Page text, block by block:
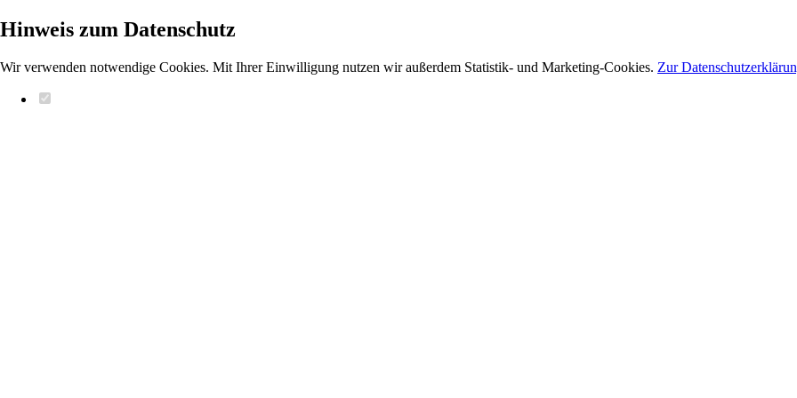
Hinweis zum Datenschutz
Wir verwenden notwendige Cookies. Mit Ihrer Einwilligung nutzen wir außerdem Statistik- und Marketing-Cookies. Zur